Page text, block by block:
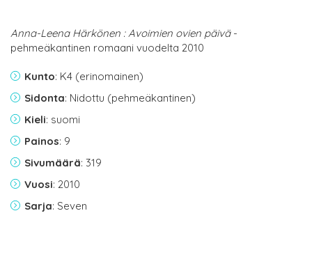
Anna-Leena Härkönen : Avoimien ovien päivä-
pehmeäkantinen romaani vuodelta 2010
Kunto: K4 (erinomainen)
Sidonta: Nidottu (pehmeäkantinen)
Kieli: suomi
Painos: 9
Sivumäärä: 319
Vuosi: 2010
Sarja: Seven